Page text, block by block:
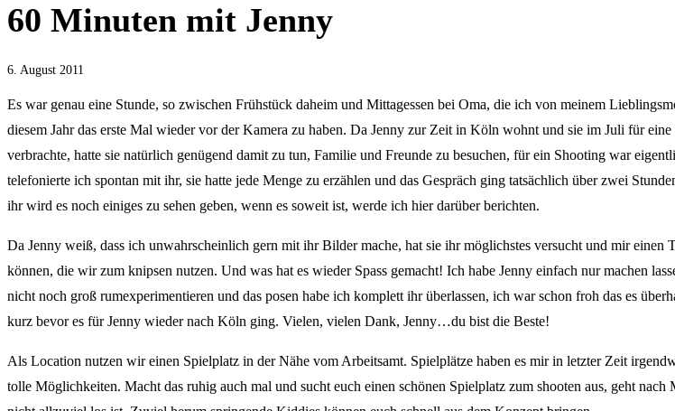
60 Minuten mit Jenny
6. August 2011
Es war genau eine Stunde, so zwischen Frühstück daheim und Mittagessen bei Oma, die ich von meinem
diesem Jahr das erste Mal wieder vor der Kamera zu haben. Da Jenny zur Zeit in Köln wohnt und sie im Juli für
verbrachte, hatte sie natürlich genügend damit zu tun, Familie und Freunde zu besuchen, für ein Shooting war
telefonierte ich spontan mit ihr, sie hatte jede Menge zu erzählen und das Gespräch ging tatsächlich über zwei
ihr wird es noch einiges zu sehen geben, wenn es soweit ist, werde ich hier darüber berichten.
Da Jenny weiß, dass ich unwahrscheinlich gern mit ihr Bilder mache, hat sie ihr möglichstes versucht und mir einen
können, die wir zum knipsen nutzen. Und was hat es wieder Spass gemacht! Ich habe Jenny einfach nur machen
nicht noch groß rumexperimentieren und das posen habe ich komplett ihr überlassen, ich war schon froh das es
kurz bevor es für Jenny wieder nach Köln ging. Vielen, vielen Dank, Jenny…du bist die Beste!
Als Location nutzen wir einen Spielplatz in der Nähe vom Arbeitsamt. Spielplätze haben es mir in letzter Zeit
tolle Möglichkeiten. Macht das ruhig auch mal und sucht euch einen schönen Spielplatz zum shooten aus, geht